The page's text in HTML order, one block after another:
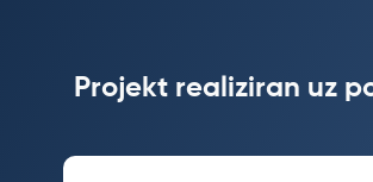
Projekt realiziran uz